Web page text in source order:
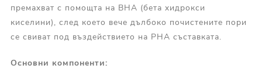
премахват с помощта на BHA (бета хидрокси
киселини), след което вече дълбоко почистените пори
се свиват под въздействието на PHA съставката.
Основни компоненти: